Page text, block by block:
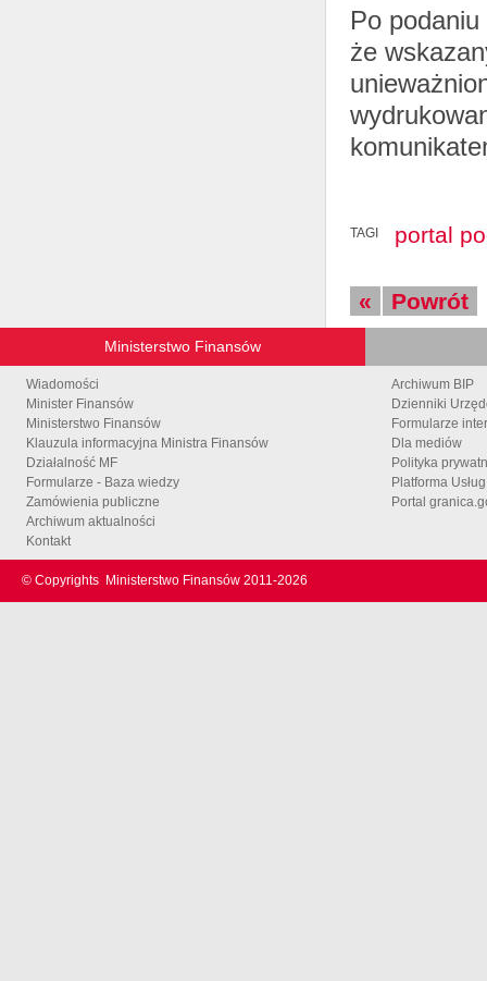
Po
że
TAGI portal
« Powrót
Ministerstwo Finansów
Wiadomości
Minister Finansów
Ministerstwo Finansów
Klauzula informacyjna Ministra Finansów
Działalność MF
Formularze - Baza wiedzy
Zamówienia publiczne
Archiwum aktualności
Kontakt
Archiwum BIP
Dzienniki
Formularze
Dla mediów
Polityka
Platforma
Portal
© Copyrights Ministerstwo Finansów 2011-2026